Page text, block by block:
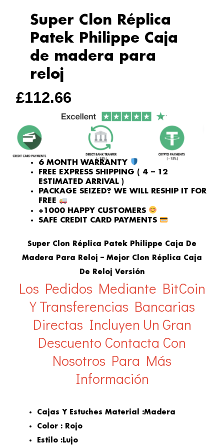
Super Clon Réplica
Patek Philippe Caja
de madera para
reloj
£112.66
6 MONTH WARRANTY
FREE EXPRESS SHIPPING ( 4 – 12
ESTIMATED ARRIVAL )
PACKAGE SEIZED? WE WILL RESHIP IT FOR
FREE
+1000 HAPPY CUSTOMERS
SAFE CREDIT CARD PAYMENTS
Super Clon Réplica Patek Philippe Caja De
Madera Para Reloj – Mejor Clon Réplica Caja
De Reloj Versión
Los Pedidos Mediante BitCoin
Y Transferencias Bancarias
Directas Incluyen Un Gran
Descuento Contacta Con
Nosotros Para Más
Información
Cajas Y Estuches Material :Madera
Color : Rojo
Estilo :Lujo